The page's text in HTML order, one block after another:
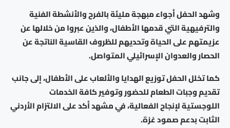
وشهد الحفل أجواء مبهجة مليئة بالفرح والأنشطة الفنية
والترفيهية التي قدمها الأطفال، والذين عبروا من خلالها عن
عزيمتهم على الحياة وتحديهم للظروف القاسية الناتجة عن
الحصار والعدوان الإسرائيلي المتواصل.
كما تخلل الحفل توزيع الهدايا والألعاب على الأطفال، إلى جانب
تقديم وجبات الطعام للحضور وتوفير كافة الخدمات
اللوجستية لإنجاح الفعالية، في مشهد أكد على الالتزام الأردني
الثابت بدعم صمود غزة.